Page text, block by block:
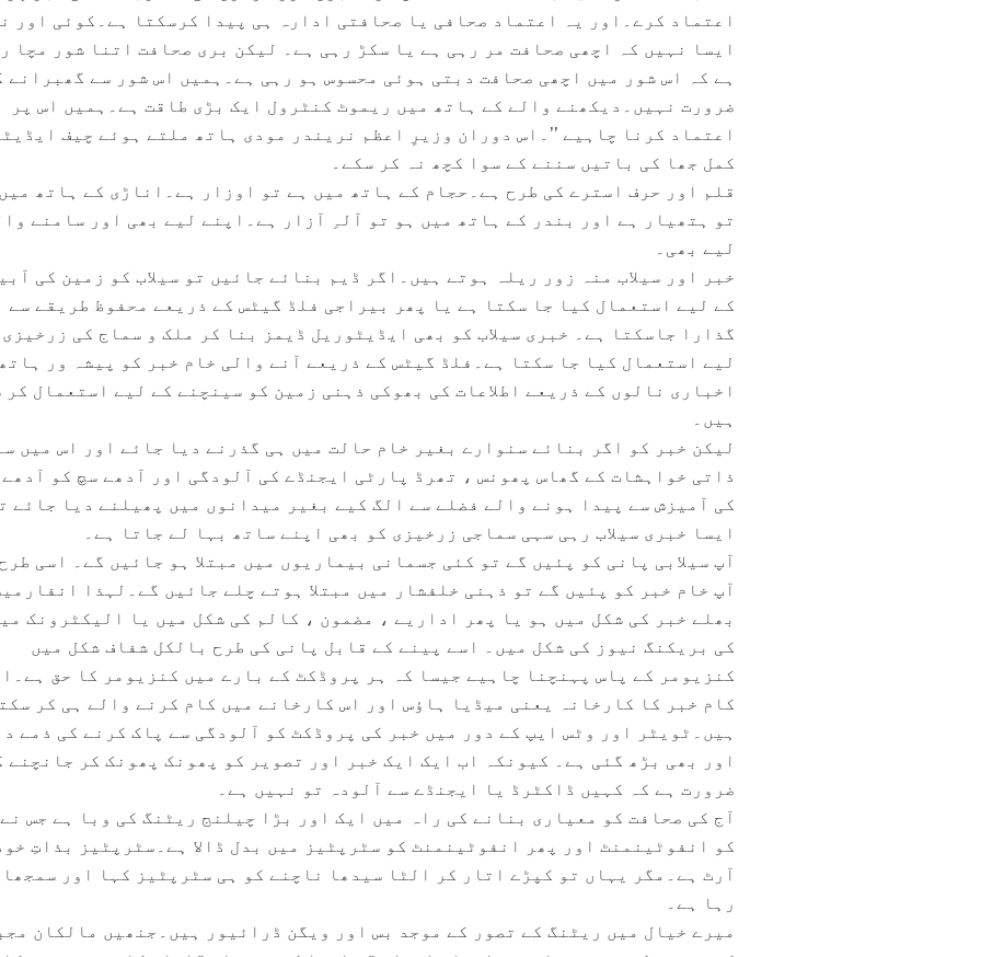
اعتماد کرے۔اور یہ اعتماد صحافی یا صحافتی ادارہ ہی پیدا کرسکتا ہے۔کوئی اور
ایسا نہیں کہ اچھی صحافت مر رہی ہے یا سکڑ رہی ہے۔ لیکن بری صحافت اتنا شور مچا
ہے کہ اس شور میں اچھی صحافت دبتی ہوئی محسوس ہو رہی ہے۔ہمیں اس شور سے گھبرانے
ضرورت نہیں۔دیکھنے والے کے ہاتھ میں ریموٹ کنٹرول ایک بڑی طاقت ہے۔ہمیں اس پر
اعتماد کرنا چاہیے ’’۔اس دوران وزیرِ اعظم نریندر مودی ہاتھ ملتے ہوئے چیف
کمل جھا کی باتیں سننے کے سوا کچھ نہ کر سکے۔
قلم اور حرف استرے کی طرح ہے۔حجام کے ہاتھ میں ہے تو اوزار ہے۔اناڑی کے ہاتھ
تو ہتھیار ہے اور بندر کے ہاتھ میں ہو تو آلہِ آزار ہے۔اپنے لیے بھی اور سامنے
لیے بھی۔
خبر اور سیلاب منہ زور ریلہ ہوتے ہیں۔اگر ڈیم بنائے جائیں تو سیلاب کو زمین کی
کے لیے استعمال کیا جا سکتا ہے یا پھر بیراجی فلڈ گیٹس کے ذریعے محفوظ طریقے سے
گذارا جاسکتا ہے۔ خبری سیلاب کو بھی ایڈیٹوریل ڈیمز بنا کر ملک و سماج کی
لیے استعمال کیا جا سکتا ہے۔فلڈ گیٹس کے ذریعے آنے والی خام خبر کو پیشہ ور
اخباری نالوں کے ذریعے اطلاعات کی بھوکی ذہنی زمین کو سینچنے کے لیے استعمال کر
ہیں۔
لیکن خبر کو اگر بنائے سنوارے بغیر خام حالت میں ہی گذرنے دیا جائے اور اس میں
ذاتی خواہشات کے گھاس پھونس ، تھرڈ پارٹی ایجنڈے کی آلودگی اور آدھے سچ کو
کی آمیزش سے پیدا ہونے والے فضلے سے الگ کیے بغیر میدانوں میں پھیلنے دیا جائے
ایسا خبری سیلاب رہی سہی سماجی زرخیزی کو بھی اپنے ساتھ بہا لے جاتا ہے۔
آپ سیلابی پانی کو پئیں گے تو کئی جسمانی بیماریوں میں مبتلا ہو جائیں گے۔ اسی
آپ خام خبر کو پئیں گے تو ذہنی خلفشار میں مبتلا ہوتے چلے جائیں گے۔لہذا
بھلے خبر کی شکل میں ہو یا پھر اداریے ، مضمون ، کالم کی شکل میں یا الیکٹرونک
کی بریکنگ نیوز کی شکل میں۔ اسے پینے کے قابل پانی کی طرح بالکل شفاف شکل میں
کنزیومر کے پاس پہنچنا چاہیے جیسا کہ ہر پروڈکٹ کے بارے میں کنزیومر کا حق
کام خبر کا کارخانہ یعنی میڈیا ہاؤس اور اس کارخانے میں کام کرنے والے ہی کر
ہیں۔ٹویٹر اور وٹس ایپ کے دور میں خبر کی پروڈکٹ کو آلودگی سے پاک کرنے کی ذمے
اور بھی بڑھ گئی ہے۔ کیونکہ اب ایک ایک خبر اور تصویر کو پھونک پھونک کر جانچنے
ضرورت ہے کہ کہیں ڈاکٹرڈ یا ایجنڈے سے آلودہ تو نہیں ہے۔
آج کی صحافت کو معیاری بنانے کی راہ میں ایک اور بڑا چیلنج ریٹنگ کی وبا ہے جس نے
کو انفوٹینمنٹ اور پھر انفوٹینمنٹ کو سٹرپٹیز میں بدل ڈالا ہے۔سٹرپٹیز بذاتِ
آرٹ ہے۔مگر یہاں تو کپڑے اتار کر الٹا سیدھا ناچنے کو ہی سٹرپٹیز کہا اور سمجھا
رہا ہے۔
میرے خیال میں ریٹنگ کے تصور کے موجد بس اور ویگن ڈرائیور ہیں۔جنھیں مالکان